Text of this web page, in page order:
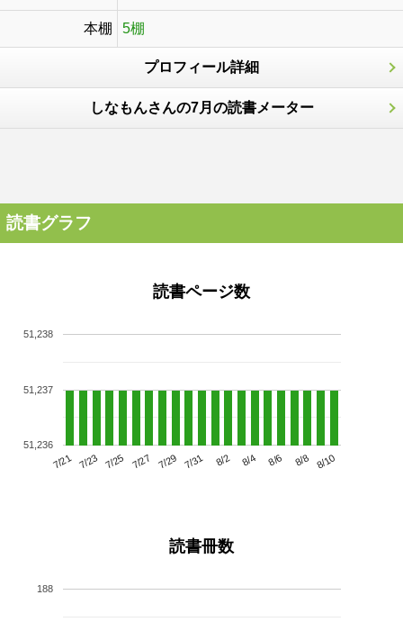
本棚 5棚
プロフィール詳細
しなもんさんの7月の読書メーター
読書グラフ
読書ページ数
7/21 7/23 7/25 7/27 7/29 7/31 8/2 8/4 8/6 8/8 8/10
51,236
51,237
51,238
読書冊数
188